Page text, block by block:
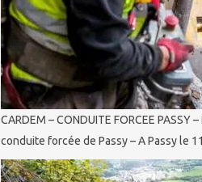
CARDEM – CONDUITE FORCEE
conduite forcée de Passy – A Passy le